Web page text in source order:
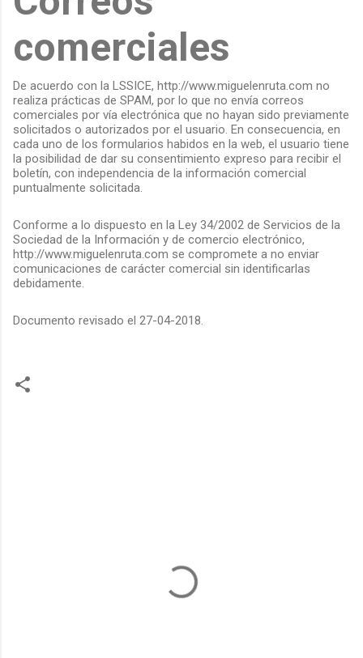
comerciales
De acuerdo con la LSSICE, http://www.miguelenruta.com no
realiza prácticas de SPAM, por lo que no envía correos
comerciales por vía electrónica que no hayan sido previamente
solicitados o autorizados por el usuario. En consecuencia, en
cada uno de los formularios habidos en la web, el usuario tiene
la posibilidad de dar su consentimiento expreso para recibir el
boletín, con independencia de la información comercial
puntualmente solicitada.
Conforme a lo dispuesto en la Ley 34/2002 de Servicios de la
Sociedad de la Información y de comercio electrónico,
http://www.miguelenruta.com se compromete a no enviar
comunicaciones de carácter comercial sin identificarlas
debidamente.
Documento revisado el 27-04-2018.